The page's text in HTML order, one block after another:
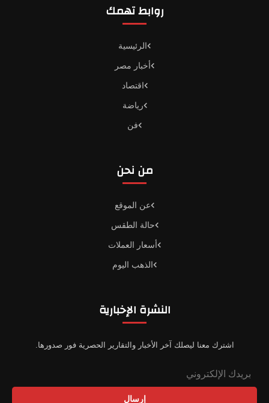
روابط تهمك
الرئيسية
أخبار مصر
اقتصاد
رياضة
فن
من نحن
عن الموقع
حالة الطقس
أسعار العملات
الذهب اليوم
النشرة الإخبارية
اشترك معنا ليصلك آخر الأخبار والتقارير الحصرية فور صدورها.
إرسال